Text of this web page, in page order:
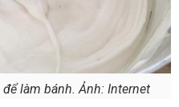
làm bánh. Ảnh: Internet